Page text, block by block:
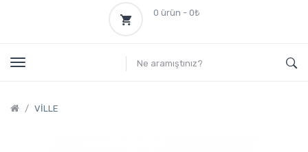
0 ürün - 0₺
VİLLE